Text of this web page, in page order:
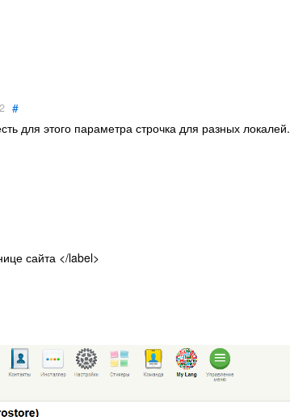
#
для этого параметра строчка для разных локалей.
сайта </label>